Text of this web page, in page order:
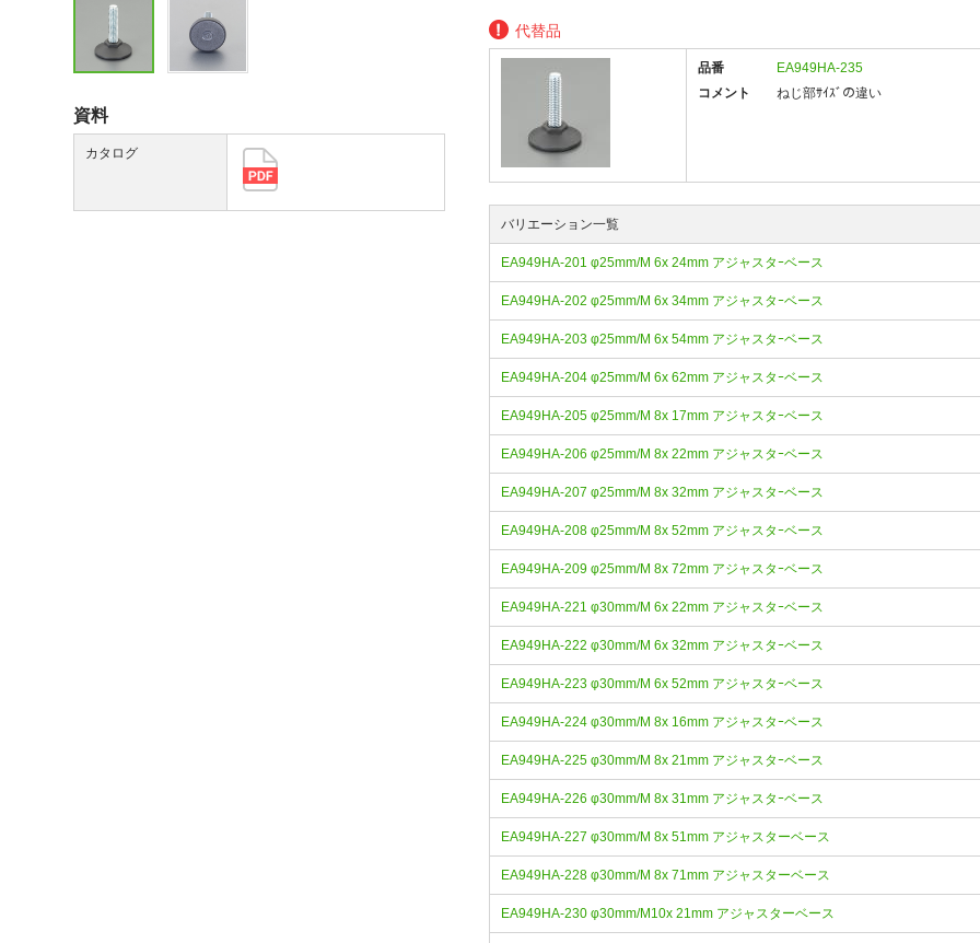
代替品
品番
EA949HA-235
コメント
ねじ部ｻｲｽﾞの違い
バリエーション一覧
EA949HA-201 φ25mm/M 6x 24mm アジャスタｰベース
EA949HA-202 φ25mm/M 6x 34mm アジャスタｰベース
EA949HA-203 φ25mm/M 6x 54mm アジャスタｰベース
EA949HA-204 φ25mm/M 6x 62mm アジャスタｰベース
EA949HA-205 φ25mm/M 8x 17mm アジャスタｰベース
EA949HA-206 φ25mm/M 8x 22mm アジャスタｰベース
EA949HA-207 φ25mm/M 8x 32mm アジャスタｰベース
EA949HA-208 φ25mm/M 8x 52mm アジャスタｰベース
EA949HA-209 φ25mm/M 8x 72mm アジャスタｰベース
EA949HA-221 φ30mm/M 6x 22mm アジャスタｰベース
EA949HA-222 φ30mm/M 6x 32mm アジャスタｰベース
EA949HA-223 φ30mm/M 6x 52mm アジャスタｰベース
EA949HA-224 φ30mm/M 8x 16mm アジャスタｰベース
EA949HA-225 φ30mm/M 8x 21mm アジャスタｰベース
EA949HA-226 φ30mm/M 8x 31mm アジャスタｰベース
EA949HA-227 φ30mm/M 8x 51mm アジャスターベース
EA949HA-228 φ30mm/M 8x 71mm アジャスターベース
EA949HA-230 φ30mm/M10x 21mm アジャスターベース
資料
カタログ